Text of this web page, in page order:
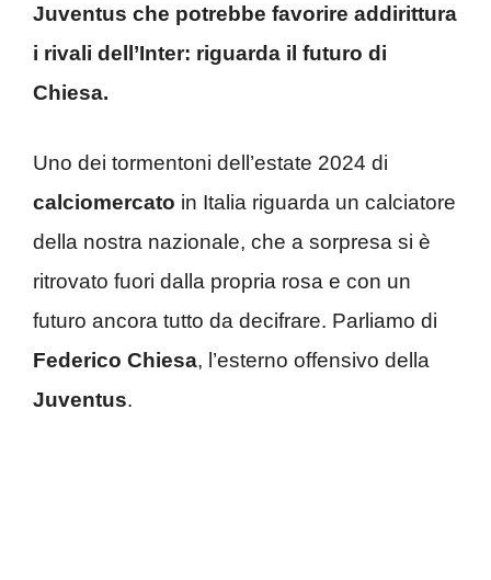
Juventus che potrebbe favorire addirittura
i rivali dell’Inter: riguarda il futuro di
Chiesa.
Uno dei tormentoni dell’estate 2024 di
calciomercato in Italia riguarda un calciatore
della nostra nazionale, che a sorpresa si è
ritrovato fuori dalla propria rosa e con un
futuro ancora tutto da decifrare. Parliamo di
Federico Chiesa, l’esterno offensivo della
Juventus.